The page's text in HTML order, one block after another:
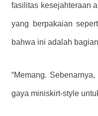
fasilitas kesejahteraan
yang berpakaian
bahwa ini adalah
“Memang.
gaya miniskirt-style